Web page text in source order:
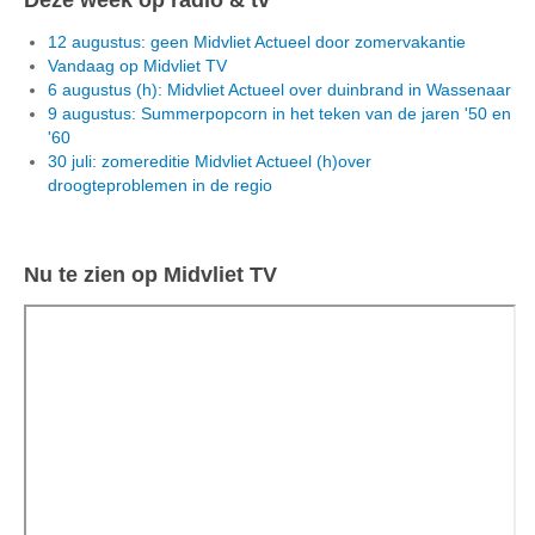
12 augustus: geen Midvliet Actueel door zomervakantie
Vandaag op Midvliet TV
6 augustus (h): Midvliet Actueel over duinbrand in Wassenaar
9 augustus: Summerpopcorn in het teken van de jaren '50 en
'60
30 juli: zomereditie Midvliet Actueel (h)over
droogteproblemen in de regio
Nu te zien op Midvliet TV